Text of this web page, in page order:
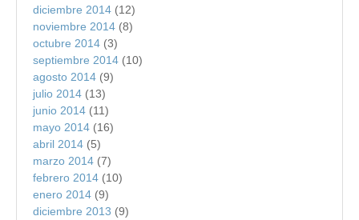
diciembre 2014 (12)
noviembre 2014 (8)
octubre 2014 (3)
septiembre 2014 (10)
agosto 2014 (9)
julio 2014 (13)
junio 2014 (11)
mayo 2014 (16)
abril 2014 (5)
marzo 2014 (7)
febrero 2014 (10)
enero 2014 (9)
diciembre 2013 (9)